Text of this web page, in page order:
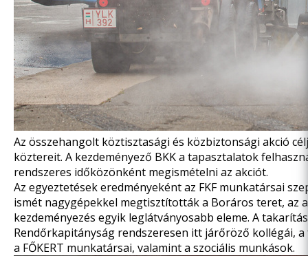
Az összehangolt köztisztasági és közbiztonsági akció
köztereit. A kezdeményező BKK a tapasztalatok
rendszeres időközönként megismételni az akciót.
Az egyeztetések eredményeként az FKF munkatársai
ismét nagygépekkel megtisztították a Boráros teret, az
kezdeményezés egyik leglátványosabb eleme. A
Rendőrkapitányság rendszeresen itt járőröző kollégái,
a FŐKERT munkatársai, valamint a szociális munkások.